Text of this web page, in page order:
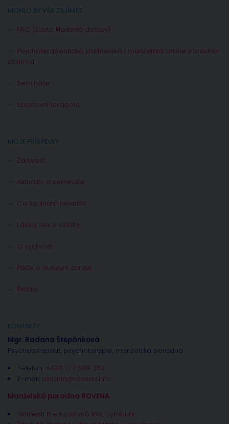
MOHLO BY VÁS ZAJÍMAT
FAQ (často kladené dotazy)
Psychoterapeutická, partnerská i manželská online poradna
zdarma
Semináře
Sportovní terapeut
MOJE PŘÍSPĚVKY
Žárlivost
Aktuality a semináře
Co se jinam nevešlo
Láska, sex a vztahy
O výchově
Péče o duševní zdraví
Řešíte
KONTAKTY
Mgr. Radana Štěpánková
Psychoterapeut, psychoterapie, manželská poradna
Telefon: +420 777 588 352
E-mail: radana@rovena.info
Manželská poradna ROVENA
Náměstí Přemyslovců 169, Nymburk